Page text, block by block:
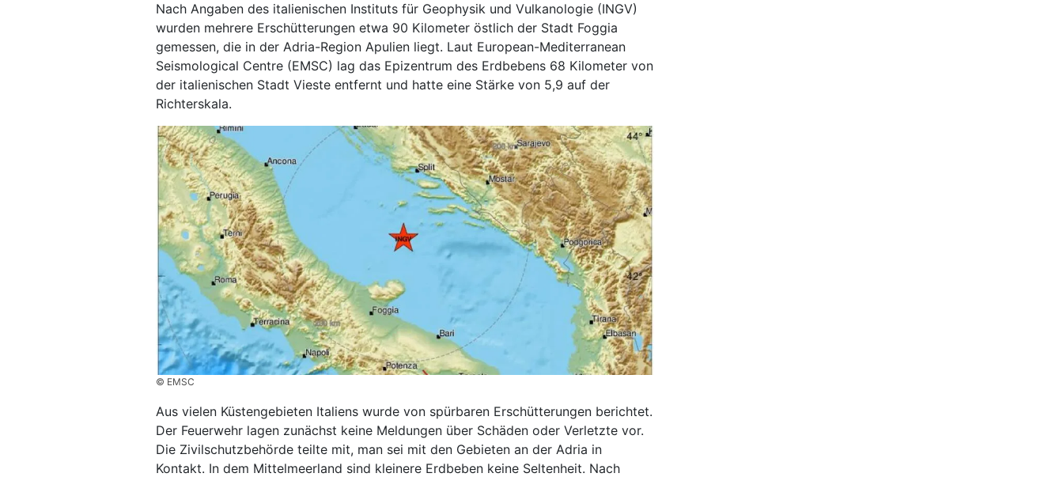
Nach Angaben des italienischen Instituts für Geophysik und Vulkanologie (INGV)
wurden mehrere Erschütterungen etwa 90 Kilometer östlich der Stadt Foggia
gemessen, die in der Adria-Region Apulien liegt. Laut European-Mediterranean
Seismological Centre (EMSC) lag das Epizentrum des Erdbebens 68 Kilometer von
der italienischen Stadt Vieste entfernt und hatte eine Stärke von 5,9 auf der
Richterskala.
© EMSC
Aus vielen Küstengebieten Italiens wurde von spürbaren Erschütterungen berichtet.
Der Feuerwehr lagen zunächst keine Meldungen über Schäden oder Verletzte vor.
Die Zivilschutzbehörde teilte mit, man sei mit den Gebieten an der Adria in
Kontakt. In dem Mittelmeerland sind kleinere Erdbeben keine Seltenheit. Nach